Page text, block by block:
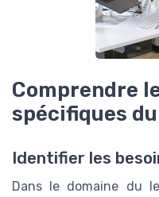
Comprendre
spécifiques
Identifier les
Dans le domaine du